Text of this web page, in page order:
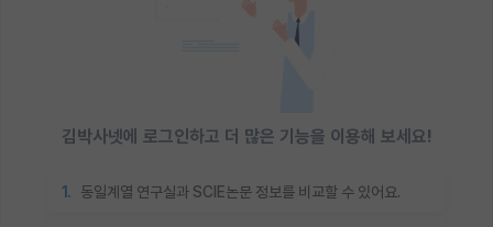
김박사넷에 로그인하고 더 많은 기능을 이용해 보세요!
1. 동일계열 연구실과 SCIE논문 정보를 비교할 수 있어요.